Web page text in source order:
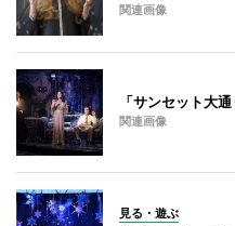
関連画像
「サンセット大
関連画像
見る・遊ぶ